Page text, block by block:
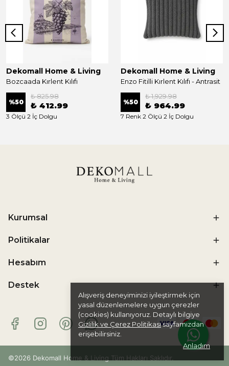
Alışveriş deneyiminizi iyileştirmek için
yasal düzenlemelere uygun çerezler
(cookies) kullanıyoruz. Detaylı bilgiye
Gizlilik ve Çerez Politikasısayfamızdan
erişebilirsiniz.
Anladım
Dekomall Home & Living
Bozcaada Kırlent Kılıfı
%50
₺ 825.98
₺ 412.99
3 Ölçü 2 İç Dolgu
Dekomall Home & Living
Enzo Fitilli Kırlent Kılıfı - Antrasit
%50
₺ 1,929.98
₺ 964.99
7 Renk 2 Ölçü 2 İç Dolgu
Kurumsal
Politikalar
Hesabım
Destek
©2026 Dekomall Home & Living Tüm Hakları Saklıdır.